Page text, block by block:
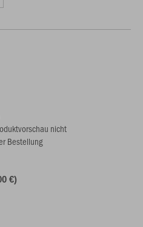
nicht
Bestellung
€)